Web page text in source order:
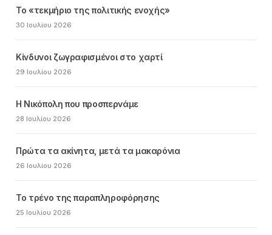
Το «τεκμήριο της πολιτικής ενοχής»
30 Ιουλίου 2026
Κίνδυνοι ζωγραφισμένοι στο χαρτί
29 Ιουλίου 2026
Η Νικόπολη που προσπερνάμε
28 Ιουλίου 2026
Πρώτα τα ακίνητα, μετά τα μακαρόνια
26 Ιουλίου 2026
Το τρένο της παραπληροφόρησης
25 Ιουλίου 2026